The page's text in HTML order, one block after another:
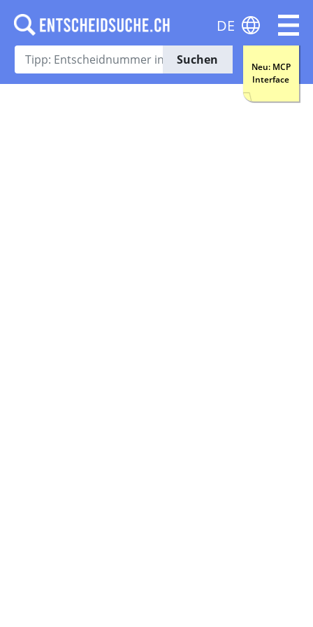
Suchen
Neu: MCP
Interface
DE